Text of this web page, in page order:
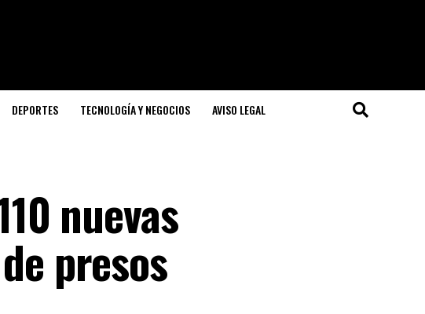
DEPORTES TECNOLOGÍA Y NEGOCIOS AVISO LEGAL
nuevas
presos